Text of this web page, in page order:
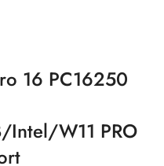
16 PC16250
Intel/W11 PRO